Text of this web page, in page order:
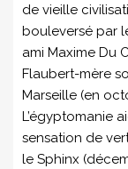
de vieille
bouleversé par
ami Maxime Du
Flaubert-mère
Marseille (en
L’égyptomanie
sensation de
le Sphinx